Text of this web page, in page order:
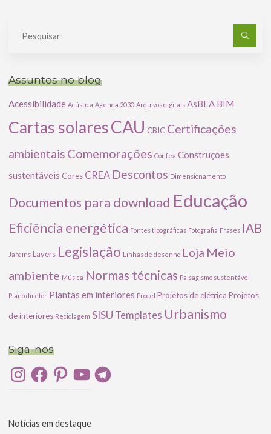
Assuntos no blog
Acessibilidade Acústica Agenda 2030 Arquivos digitais AsBEA BIM
Cartas solaresCAU CBIC Certificações
ambientais Comemorações Confea Construções
sustentáveis Cores CREA Descontos Dimensionamento
Documentos para download Educação
Eficiência energética Fontes tipográficas Fotografia Frases IAB
Jardins Layers Legislação Linhas de desenho Loja Meio
ambiente Música Normas técnicas Paisagismo sustentável
Plano diretor Plantas em interiores Procel Projetos de elétrica Projetos
de interiores Reciclagem SISU Templates Urbanismo
Siga-nos
InstagramFacebookPinterestYouTubeTelegram
Notícias em destaque